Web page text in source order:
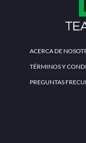
ACERCA DE
TÉRMINOS Y
PREGUNTAS